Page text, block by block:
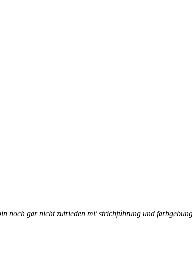
noch gar nicht zufrieden mit strichführung und